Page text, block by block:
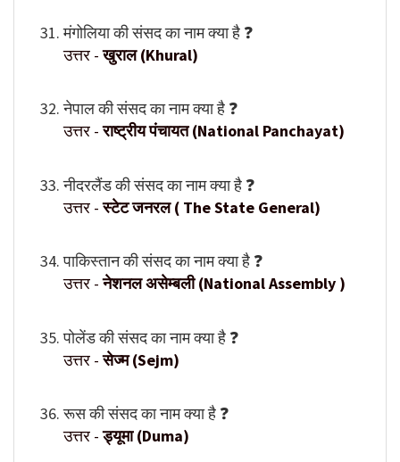
मंगोलिया की संसद का नाम क्या है ❓
उत्तर -खुराल (Khural)
नेपाल की संसद का नाम क्या है ❓
उत्तर -राष्ट्रीय पंचायत (National Panchayat)
नीदरलैंड की संसद का नाम क्या है ❓
उत्तर -स्टेट जनरल ( The State General)
पाकिस्तान की संसद का नाम क्या है ❓
उत्तर -नेशनल असेम्बली (National Assembly )
पोलेंड की संसद का नाम क्या है ❓
उत्तर -सेज्म (Sejm)
रूस की संसद का नाम क्या है ❓
उत्तर -ड्यूमा (Duma)